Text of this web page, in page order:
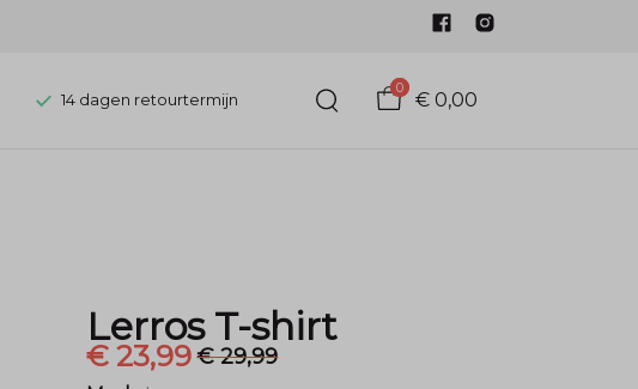
14 dagen retourtermijn
0
€ 0,00
Lerros T-shirt
€ 23,99€ 29,99